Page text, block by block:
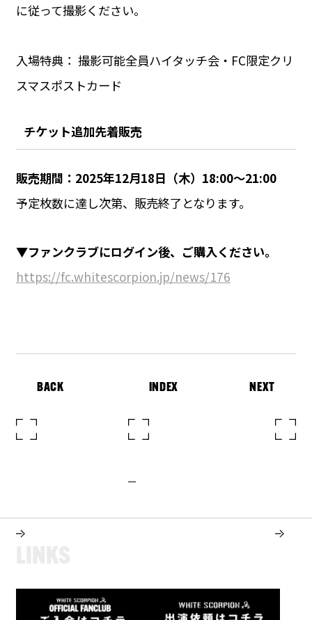
に従って撮影ください。
入場特典： 撮影可能全員ハイタッチ会・FC限定クリ
スマスポストカード
チケット追加先着販売
販売期間：2025年12月18日（木）18:00〜21:00
予定枚数に達し次第、販売終了となります。
▼ファンクラブにログイン後、ご購入ください。
https://fc.whitescorpion.jp/news/176
BACK INDEX NEXT